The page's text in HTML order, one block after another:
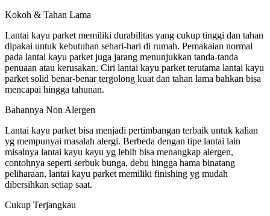
Kokoh & Tahan Lama
Lantai kayu parket memiliki durabilitas yang cukup tinggi dan tahan
dipakai untuk kebutuhan sehari-hari di rumah. Pemakaian normal
pada lantai kayu parket juga jarang menunjukkan tanda-tanda
penuaan atau kerusakan. Ciri lantai kayu parket terutama lantai kayu
parket solid benar-benar tergolong kuat dan tahan lama bahkan bisa
mencapai hingga tahunan.
Bahannya Non Alergen
Lantai kayu parket bisa menjadi pertimbangan terbaik untuk kalian
yg mempunyai masalah alergi. Berbeda dengan tipe lantai lain
misalnya lantai kayu kayu yg lebih bisa menangkap alergen,
contohnya seperti serbuk bunga, debu hingga hama binatang
peliharaan, lantai kayu parket memiliki finishing yg mudah
dibersihkan setiap saat.
Cukup Terjangkau